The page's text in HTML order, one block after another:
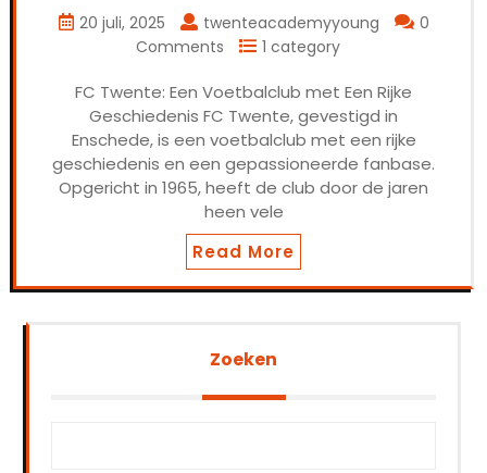
20 juli, 2025 twenteacademyyoung
0
Comments
1 category
FC Twente: Een Voetbalclub met Een Rijke
Geschiedenis FC Twente, gevestigd in
Enschede, is een voetbalclub met een rijke
geschiedenis en een gepassioneerde fanbase.
Opgericht in 1965, heeft de club door de jaren
heen vele
Read More
Zoeken